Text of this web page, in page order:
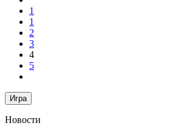
1
1
2
3
4
5
Игра
Новости